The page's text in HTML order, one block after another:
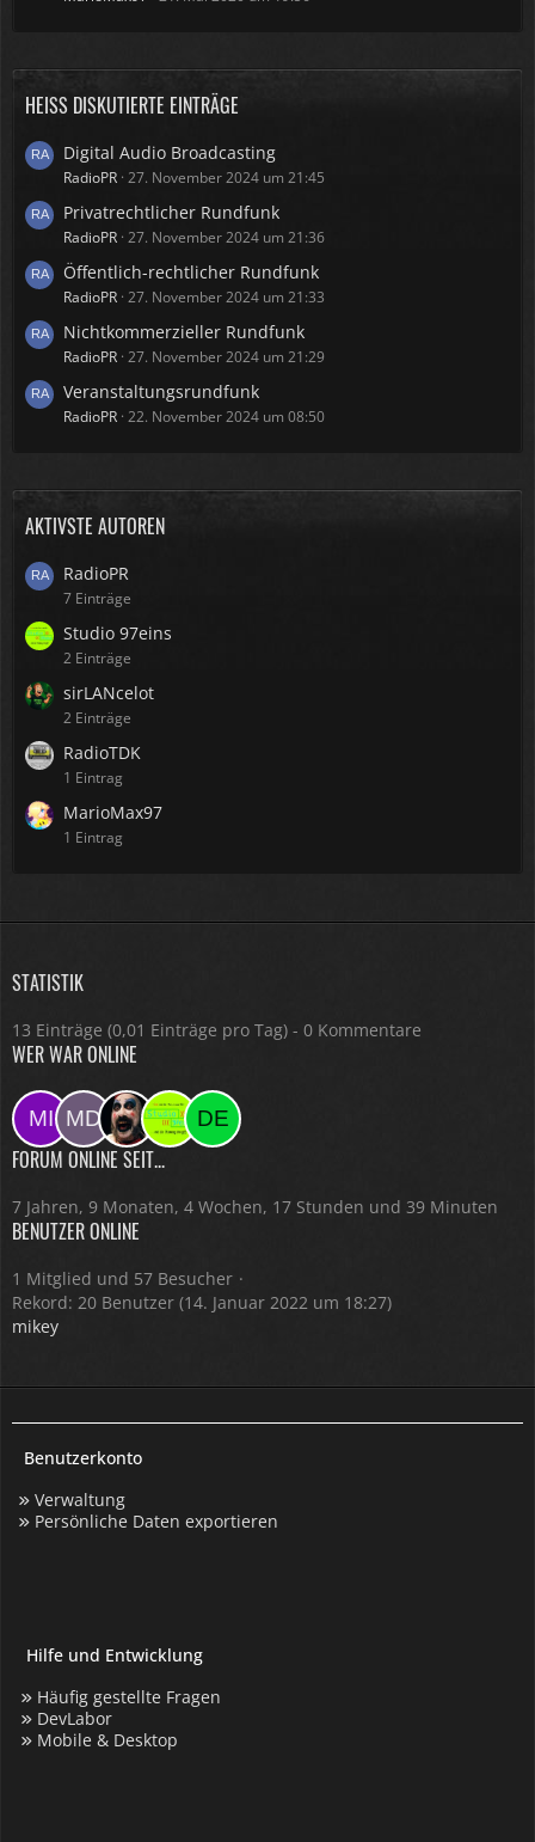
HEISS DISKUTIERTE EINTRÄGE
Digital Audio Broadcasting
RadioPR 27. November 2024 um 21:45
Privatrechtlicher Rundfunk
RadioPR 27. November 2024 um 21:36
Öffentlich-rechtlicher Rundfunk
RadioPR 27. November 2024 um 21:33
Nichtkommerzieller Rundfunk
RadioPR 27. November 2024 um 21:29
Veranstaltungsrundfunk
RadioPR 22. November 2024 um 08:50
AKTIVSTE AUTOREN
RadioPR
7 Einträge
Studio 97eins
2 Einträge
sirLANcelot
2 Einträge
RadioTDK
1 Eintrag
MarioMax97
1 Eintrag
STATISTIK
13 Einträge (0,01 Einträge pro Tag) - 0 Kommentare
WER WAR ONLINE
FORUM ONLINE SEIT...
7 Jahren, 9 Monaten, 4 Wochen, 17 Stunden und 39 Minuten
BENUTZER ONLINE
1 Mitglied und 57 Besucher
Rekord: 20 Benutzer (14. Januar 2022 um 18:27)
mikey
Benutzerkonto
Verwaltung
Persönliche Daten exportieren
Hilfe und Entwicklung
Häufig gestellte Fragen
DevLabor
Mobile & Desktop